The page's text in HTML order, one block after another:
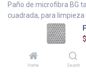
$
Home Search
Paño de microfibra BG
cuadrada, para
290.00 IVA